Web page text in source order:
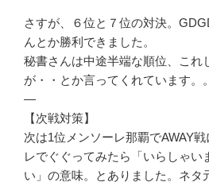
さすが、６位と７位の対決。
んとか勝利できました。
秘書さんは中途半端な順位、これ
が・・とか言ってくれています。。
—
【次戦対策】
次は1位メンソーレ那覇でAWAY
レでぐぐってみたら「いらしゃい
い」の意味。とありました。ネタ